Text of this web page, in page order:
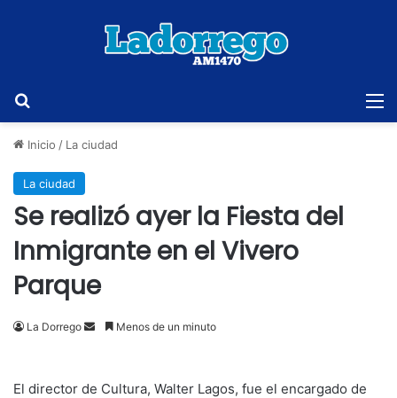
Inicio / La ciudad
La ciudad
Se realizó ayer la Fiesta del
Inmigrante en el Vivero
Parque
La Dorrego
SendMenos de un minuto
El director de Cultura, Walter Lagos, fue el encargado de